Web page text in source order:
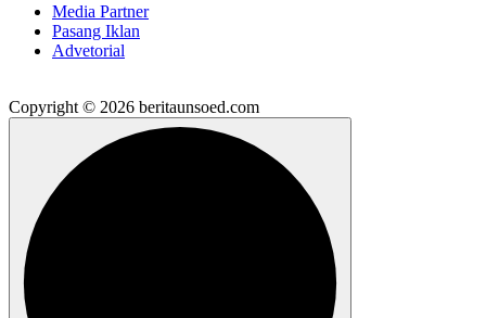
Media Partner
Pasang Iklan
Advetorial
Copyright © 2026 beritaunsoed.com